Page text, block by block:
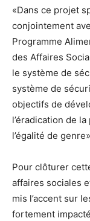
«Dans ce projet
conjointement
Programme
des Affaires
le système de
système de
objectifs de
l’éradication de
l’égalité de
Pour clôturer
affaires sociales
mis l’accent sur
fortement